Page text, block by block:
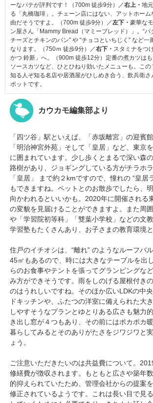
ーなパテが評判です！（700m 徒歩9分）／右上・ 地
る「丸橋珈琲」。チェーン店にはない、アットホー
由だそうですよ。（700m 徒歩9分）／左下・ 豪華な
ン屋さん「Mammy Bread（マミーブレッド）」。“パ
チーズとチキンのパン” や “チョコといちじく” など一
なります。（750ｍ 徒歩9分）／右下・ スタミナをつ
かつ 鈴新」へ。（900m 徒歩12分）定番の煮カツは
ソースカツなど、ひとひねり効いたメニューも。この
知る人ぞ知る名店や居酒屋がひしめき合う、飲兵衛さ
ポットです。
カウカモ編集部より
「四ツ谷」駅といえば、「赤坂離宮」の迎賓
「明治神宮外苑」そして「皇居」など、東京
に囲まれています。少し歩くとまるで深い森
路樹があり、ジョギングしている方がチラホ
「皇居」 まで約２kmですので、憧れの “皇居
もできますね。ペットとのお散歩でしたら、
向かわれるといいかも。2020年に開催される
の変貌を見届けることができますよ。また周
や「学習院初等科」「雙葉小学校」などの文
学習塾もたくさんあり、お子さまの教育環境
住戸のイチオシは、“離れ” のようなルーフバ
45㎡もあるので、時には大きなテーブルを出
らのお食事やテントを張ってグランピングな
み方ができそうです。雨をしのげる屋根付き
のはうれしいですね。そのほか広いLDKの中
ドキッチンや、ふたつの洋室に備えられた大
しやすそうなプランとゆとりある広さも魅力
き出し窓が４つもあり、その前にはポカポカ
暮らしてみるとそのありがたさをジワジワと
ょう。
ご注意いただきたいのは共益費について。
修繕費が徴収されます。もともと広さや築年
的抑えられていたため、管理会社からの提案
修正されているようです。これは長い目で見